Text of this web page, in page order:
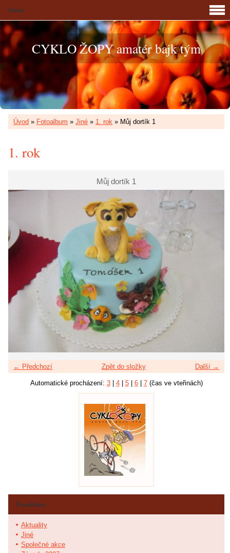
CYKLO ŽOPY amatér bajk tým
Úvod » Fotoalbum » Jiné » 1. rok » Můj dortík 1
1. rok
Můj dortík 1
← Předchozí Další →
Zpět do složky
Automatické procházení: 3| 4| 5| 6| 7(čas ve vteřinách)
Menu
Fotoalbum
Aktuality
Jiné
Společné akce